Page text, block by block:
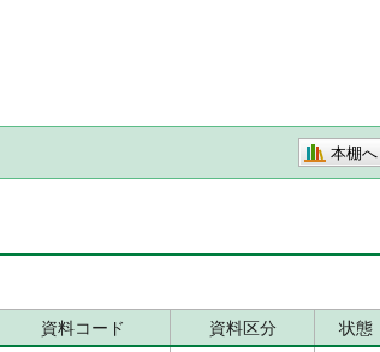
本棚へ
資料コード 資料区分
状態